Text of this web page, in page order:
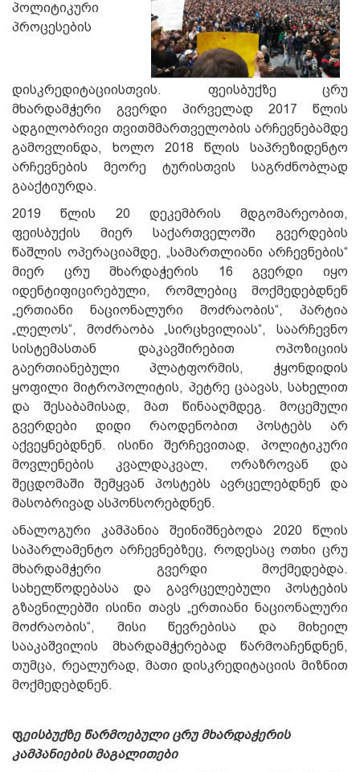
პოლიტიკური
პროცესების
დისკრედიტაციისთვის. ფეისბუქზე ცრუ
მხარდამჭერი გვერდი პირველად 2017 წლის
ადგილობრივი თვითმმართველობის არჩევნებამდე
გამოვლინდა, ხოლო 2018 წლის საპრეზიდენტო
არჩევნების მეორე ტურისთვის საგრძნობლად
გააქტიურდა.
2019 წლის 20 დეკემბრის მდგომარეობით,
ფეისბუქის მიერ საქართველოში გვერდების
წაშლის ოპერაციამდე, „სამართლიანი არჩევნების“
მიერ ცრუ მხარდაჭერის 16 გვერდი იყო
იდენტიფიცირებული, რომლებიც მოქმედებდნენ
„ერთიანი ნაციონალური მოძრაობის“, პარტია
„ლელოს“, მოძრაობა „სირცხვილიას“, საარჩევნო
სისტემასთან დაკავშირებით ოპოზიციის
გაერთიანებული პლატფორმის, ჭყონდიდის
ყოფილი მიტროპოლიტის, პეტრე ცაავას, სახელით
და შესაბამისად, მათ წინააღმდეგ. მოცემული
გვერდები დიდი რაოდენობით პოსტებს არ
აქვეყნებდნენ. ისინი შერჩევითად, პოლიტიკური
მოვლენების კვალდაკვალ, ორაზროვან და
შეცდომაში შემყვან პოსტებს ავრცელებდნენ და
მასობრივად ასპონსორებდნენ.
ანალოგური კამპანია შეინიშნებოდა 2020 წლის
საპარლამენტო არჩევნებზეც, როდესაც ოთხი ცრუ
მხარდამჭერი გვერდი მოქმედებდა.
სახელწოდებასა და გავრცელებული პოსტების
გზავნილებში ისინი თავს „ერთიანი ნაციონალური
მოძრაობის“, მისი წევრებისა და მიხეილ
სააკაშვილის მხარდამჭერებად წარმოაჩენდნენ,
თუმცა, რეალურად, მათი დისკრედიტაციის მიზნით
მოქმედებდნენ.
ფეისბუქზე წარმოებული ცრუ მხარდაჭერის
კამპანიების მაგალითები